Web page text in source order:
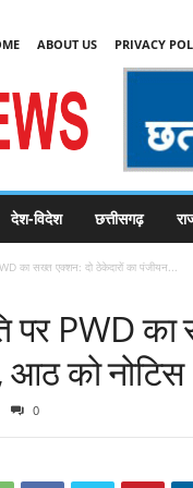
ABOUT US PRIVACY
देश-विदेश छत्तीसगढ़
का सख्त एक्शन: दो ठेकेदारों का पंजीयन...
पर PWD
आठ को नोटिस
0